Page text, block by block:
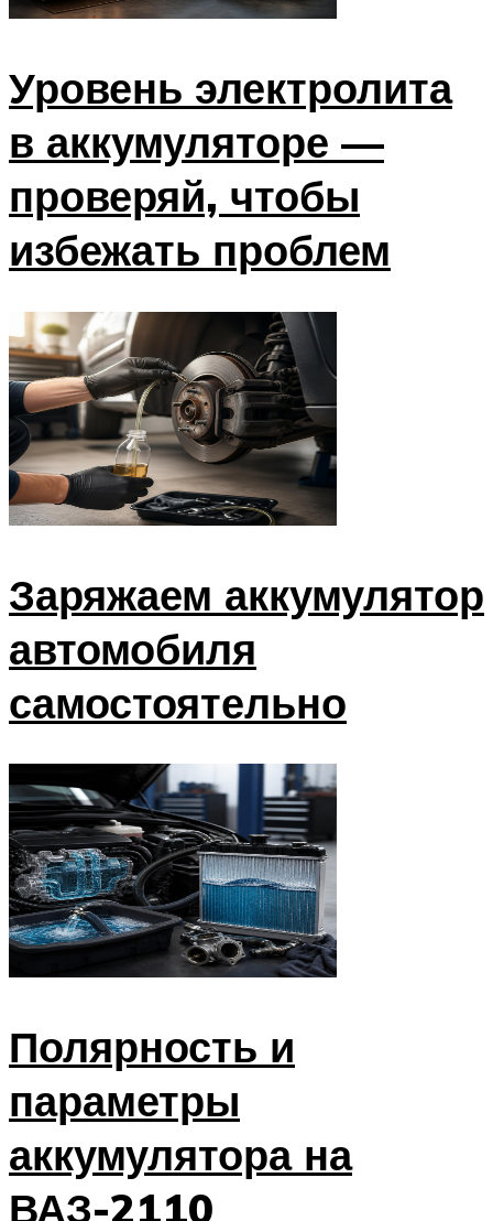
Уровень электролита
в аккумуляторе —
проверяй, чтобы
избежать проблем
Заряжаем аккумулятор
автомобиля
самостоятельно
Полярность и
параметры
аккумулятора на
ВАЗ-2110